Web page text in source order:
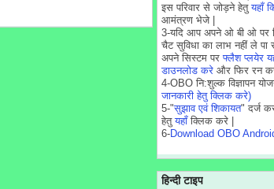
इस परिवार से जोड़ने हेतुयहाँ
आमंत्रण भेजे |
3-यदि आप अपने ओ बी ओ पर
चैट सुविधा का लाभ नहीं ले पा
अपने सिस्टम परफ्लैश प्लयेर
डाउनलोड करे और फिर रन
4-OBO नि:शुल्क विज्ञापन
जानकारी हेतु क्लिक करे)
5-"सुझाव एवं शिकायत" दर्ज
हेतुयहाँक्लिक करे |
6-Download OBO
हिन्दी टाइप